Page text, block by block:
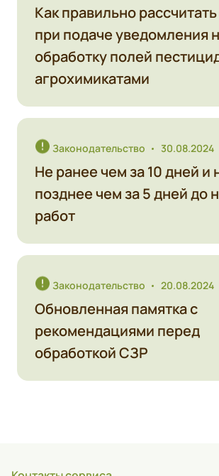
Как правильно
при подаче уведомления
обработку полей
агрохимикатами
Законодательство 30.08.2024
Не ранее чем за 10 дней и
позднее чем за 5 дней до
работ
Законодательство 20.08.2024
Обновленная памятка с
рекомендациями перед
обработкой СЗР